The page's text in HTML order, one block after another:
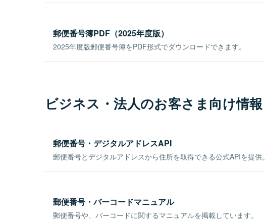
郵便番号簿PDF（2025年度版）
2025年度版郵便番号簿をPDF形式でダウンロードできます。
ビジネス・法人のお客さま向け情報
郵便番号・デジタルアドレスAPI
郵便番号とデジタルアドレスから住所を取得できる公式APIを提供。
郵便番号・バーコードマニュアル
郵便番号や、バーコードに関するマニュアルを掲載しています。